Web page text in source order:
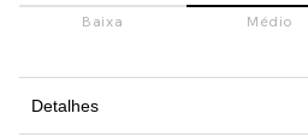
Detalhes